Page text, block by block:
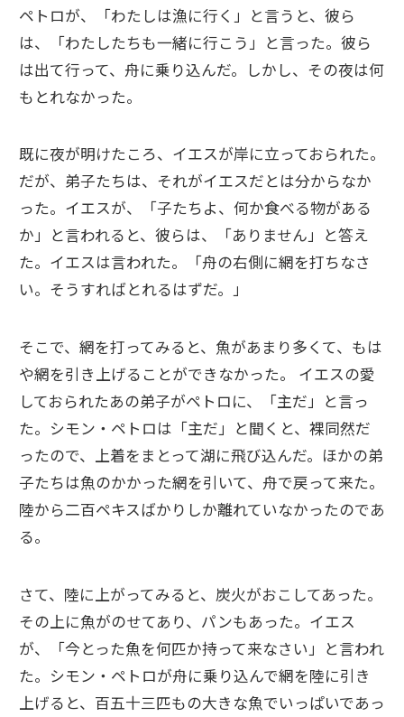
ペトロが、「わたしは漁に行く」と言うと、彼ら
は、「わたしたちも一緒に行こう」と言った。彼ら
は出て行って、舟に乗り込んだ。しかし、その夜は何
もとれなかった。
既に夜が明けたころ、イエスが岸に立っておられた。
だが、弟子たちは、それがイエスだとは分からなか
った。イエスが、「子たちよ、何か食べる物がある
か」と言われると、彼らは、「ありません」と答え
た。イエスは言われた。「舟の右側に網を打ちなさ
い。そうすればとれるはずだ。」
そこで、網を打ってみると、魚があまり多くて、もは
や網を引き上げることができなかった。 イエスの愛
しておられたあの弟子がペトロに、「主だ」と言っ
た。シモン・ペトロは「主だ」と聞くと、裸同然だ
ったので、上着をまとって湖に飛び込んだ。ほかの弟
子たちは魚のかかった網を引いて、舟で戻って来た。
陸から二百ペキスばかりしか離れていなかったのであ
る。
さて、陸に上がってみると、炭火がおこしてあった。
その上に魚がのせてあり、パンもあった。イエス
が、「今とった魚を何匹か持って来なさい」と言われ
た。シモン・ペトロが舟に乗り込んで網を陸に引き
上げると、百五十三匹もの大きな魚でいっぱいであっ